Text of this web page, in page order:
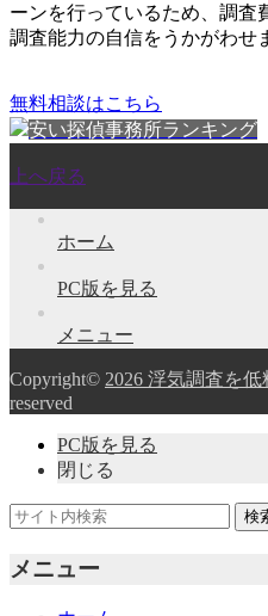
ーンを行っているため、調査
調査能力の自信をうかがわせ
無料相談はこちら
安い探偵事務所ランキング
上へ戻る
ホーム
PC版を見る
メニュー
Copyright© 2026 浮気調査を
reserved
PC版を見る
閉じる
メニュー